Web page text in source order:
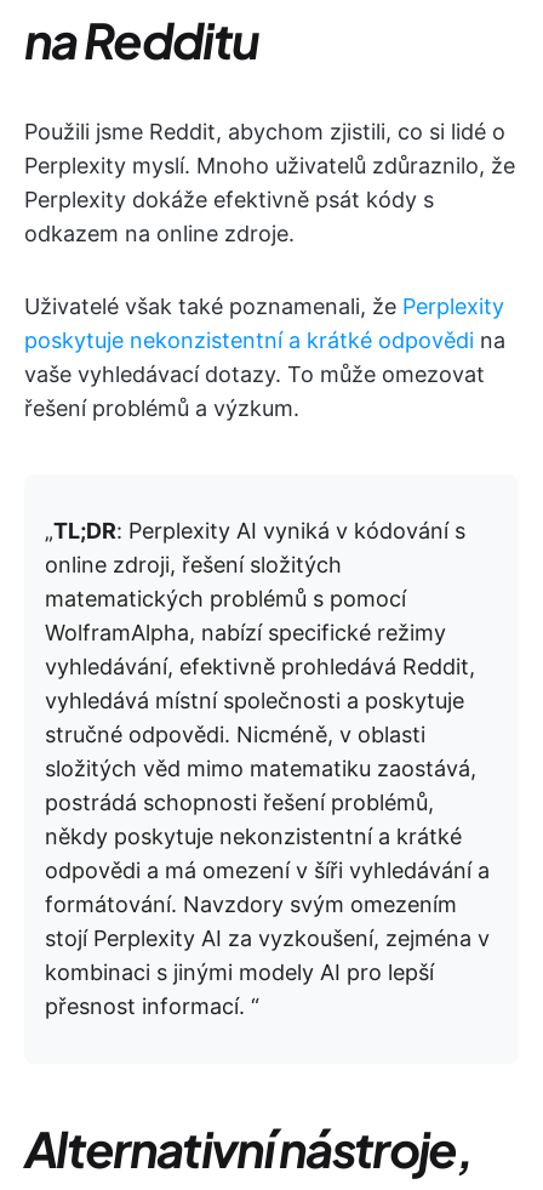
na Redditu
Použili jsme Reddit, abychom zjistili, co si lidé o
Perplexity myslí. Mnoho uživatelů zdůraznilo, že
Perplexity dokáže efektivně psát kódy s
odkazem na online zdroje.
Uživatelé však také poznamenali, že Perplexity
poskytuje nekonzistentní a krátké odpovědi na
vaše vyhledávací dotazy. To může omezovat
řešení problémů a výzkum.
„TL;DR: Perplexity AI vyniká v kódování s
online zdroji, řešení složitých
matematických problémů s pomocí
WolframAlpha, nabízí specifické režimy
vyhledávání, efektivně prohledává Reddit,
vyhledává místní společnosti a poskytuje
stručné odpovědi. Nicméně, v oblasti
složitých věd mimo matematiku zaostává,
postrádá schopnosti řešení problémů,
někdy poskytuje nekonzistentní a krátké
odpovědi a má omezení v šíři vyhledávání a
formátování. Navzdory svým omezením
stojí Perplexity AI za vyzkoušení, zejména v
kombinaci s jinými modely AI pro lepší
přesnost informací. “
Alternativní nástroje,